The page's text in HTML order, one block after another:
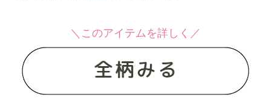
＼このアイテムを詳しく／